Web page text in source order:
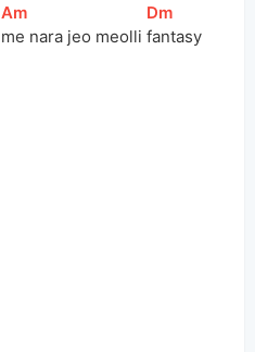
[
Am
me nara jeo meolli
[Dm
fantasy